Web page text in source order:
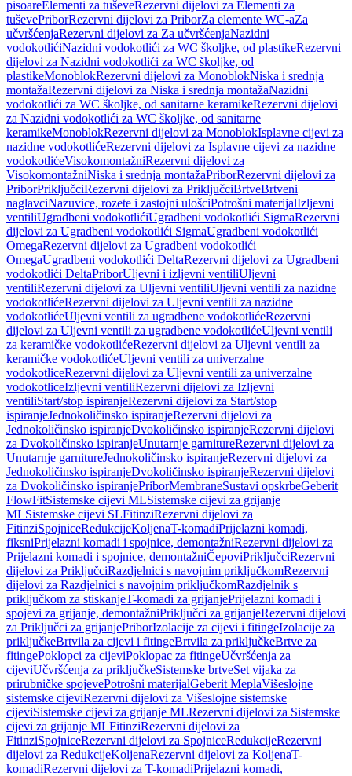
pisoareElementi za tuševeRezervni dijelovi za Elementi za
tuševePriborRezervni dijelovi za PriborZa elemente WC-aZa
učvršćenjaRezervni dijelovi za Za učvršćenjaNazidni
vodokotlićiNazidni vodokotlići za WC školjke, od plastikeRezervni
dijelovi za Nazidni vodokotlići za WC školjke, od
plastikeMonoblokRezervni dijelovi za MonoblokNiska i srednja
montažaRezervni dijelovi za Niska i srednja montažaNazidni
vodokotlići za WC školjke, od sanitarne keramikeRezervni dijelovi
za Nazidni vodokotlići za WC školjke, od sanitarne
keramikeMonoblokRezervni dijelovi za MonoblokIsplavne cijevi za
nazidne vodokotlićeRezervni dijelovi za Isplavne cijevi za nazidne
vodokotlićeVisokomontažniRezervni dijelovi za
VisokomontažniNiska i srednja montažaPriborRezervni dijelovi za
PriborPriključciRezervni dijelovi za PriključciBrtveBrtveni
naglavciNazuvice, rozete i zastojni ulošciPotrošni materijalIzljevni
ventiliUgradbeni vodokotlićiUgradbeni vodokotlići SigmaRezervni
dijelovi za Ugradbeni vodokotlići SigmaUgradbeni vodokotlići
OmegaRezervni dijelovi za Ugradbeni vodokotlići
OmegaUgradbeni vodokotlići DeltaRezervni dijelovi za Ugradbeni
vodokotlići DeltaPriborUljevni i izljevni ventiliUljevni
ventiliRezervni dijelovi za Uljevni ventiliUljevni ventili za nazidne
vodokotlićeRezervni dijelovi za Uljevni ventili za nazidne
vodokotlićeUljevni ventili za ugradbene vodokotlićeRezervni
dijelovi za Uljevni ventili za ugradbene vodokotlićeUljevni ventili
za keramičke vodokotlićeRezervni dijelovi za Uljevni ventili za
keramičke vodokotlićeUljevni ventili za univerzalne
vodokotliceRezervni dijelovi za Uljevni ventili za univerzalne
vodokotliceIzljevni ventiliRezervni dijelovi za Izljevni
ventiliStart/stop ispiranjeRezervni dijelovi za Start/stop
ispiranjeJednokoličinsko ispiranjeRezervni dijelovi za
Jednokoličinsko ispiranjeDvokoličinsko ispiranjeRezervni dijelovi
za Dvokoličinsko ispiranjeUnutarnje garnitureRezervni dijelovi za
Unutarnje garnitureJednokoličinsko ispiranjeRezervni dijelovi za
Jednokoličinsko ispiranjeDvokoličinsko ispiranjeRezervni dijelovi
za Dvokoličinsko ispiranjePriborMembraneSustavi opskrbeGeberit
FlowFitSistemske cijevi MLSistemske cijevi za grijanje
MLSistemske cijevi SLFitinziRezervni dijelovi za
FitinziSpojniceRedukcijeKoljenaT-komadiPrijelazni komadi,
fiksniPrijelazni komadi i spojnice, demontažniRezervni dijelovi za
Prijelazni komadi i spojnice, demontažniČepoviPriključciRezervni
dijelovi za PriključciRazdjelnici s navojnim priključkomRezervni
dijelovi za Razdjelnici s navojnim priključkomRazdjelnik s
priključkom za stiskanjeT-komadi za grijanjePrijelazni komadi i
spojevi za grijanje, demontažniPriključci za grijanjeRezervni dijelovi
za Priključci za grijanjePriborIzolacije za cijevi i fitingeIzolacije za
priključkeBrtvila za cijevi i fitingeBrtvila za priključkeBrtve za
fitingePoklopci za cijeviPoklopac za fitingeUčvršćenja za
cijeviUčvršćenja za priključkeSistemske brtveSet vijaka za
prirubničke spojevePotrošni materijalGeberit MeplaVišeslojne
sistemske cijeviRezervni dijelovi za Višeslojne sistemske
cijeviSistemske cijevi za grijanje MLRezervni dijelovi za Sistemske
cijevi za grijanje MLFitinziRezervni dijelovi za
FitinziSpojniceRezervni dijelovi za SpojniceRedukcijeRezervni
dijelovi za RedukcijeKoljenaRezervni dijelovi za KoljenaT-
komadiRezervni dijelovi za T-komadiPrijelazni komadi,